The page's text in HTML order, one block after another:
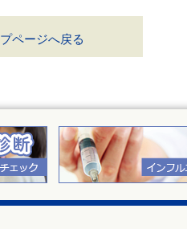
プページへ戻る